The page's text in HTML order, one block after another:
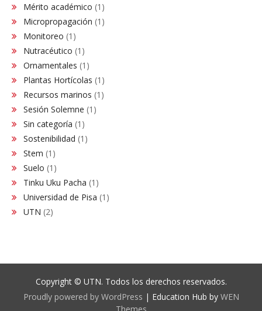
Mérito académico (1)
Micropropagación (1)
Monitoreo (1)
Nutracéutico (1)
Ornamentales (1)
Plantas Hortícolas (1)
Recursos marinos (1)
Sesión Solemne (1)
Sin categoría (1)
Sostenibilidad (1)
Stem (1)
Suelo (1)
Tinku Uku Pacha (1)
Universidad de Pisa (1)
UTN (2)
Copyright © UTN. Todos los derechos reservados.
Proudly powered by WordPress | Education Hub by WEN